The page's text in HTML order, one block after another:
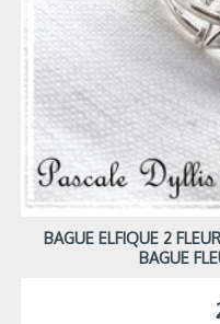
BAGUE ELFIQUE 2
BAGUE